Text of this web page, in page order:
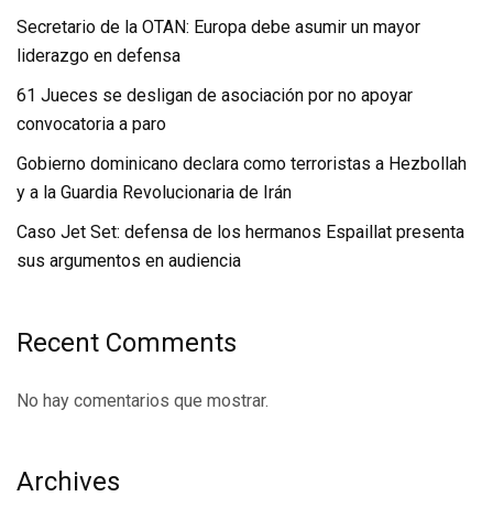
Secretario de la OTAN: Europa debe asumir un mayor
liderazgo en defensa
61 Jueces se desligan de asociación por no apoyar
convocatoria a paro
Gobierno dominicano declara como terroristas a Hezbollah
y a la Guardia Revolucionaria de Irán
Caso Jet Set: defensa de los hermanos Espaillat presenta
sus argumentos en audiencia
Recent Comments
No hay comentarios que mostrar.
Archives